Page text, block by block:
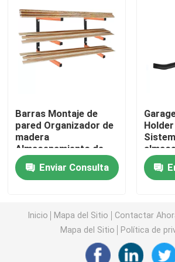
Soportes Metálicos Personalizados
Accesorios para estantes
Pierna de mesa de metal
Conectores de madera metálica
Accesorios de audio para
Hardware de metal hecho a
Barras Montaje de
pared Organizador de
madera
Almacenamiento de
madera Estante
metálico con 3 niveles
Enviar Consulta
en
negro
Inicio Mapa del Sitio Contactar
Mapa del Sitio
Política de